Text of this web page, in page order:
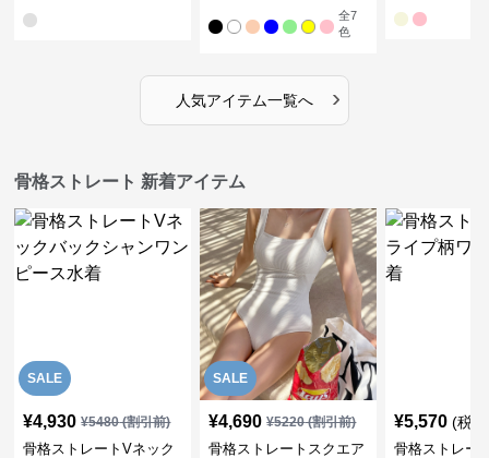
全7
色
人気アイテム一覧へ ›
骨格ストレート 新着アイテム
SALE
¥4,930 ¥5480(割引前)
骨格ストレートVネック
SALE
¥4,690 ¥5220(割引前)
骨格ストレートスクエア
¥5,570 (税
骨格ストレー